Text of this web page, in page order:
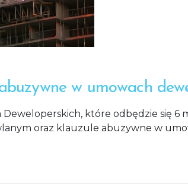
w umowach
które odbędzie się 6
oraz klauzule abuzywne w